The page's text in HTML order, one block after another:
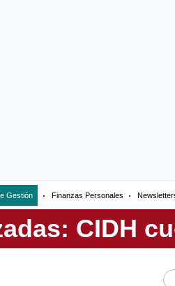
Gestión Finanzas Personales